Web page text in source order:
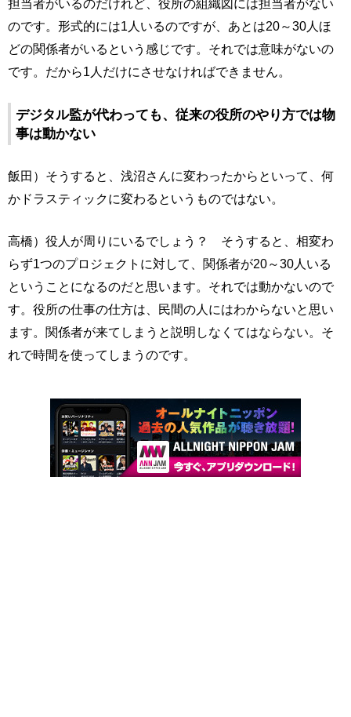
担当者がいるのだけれど、役所の組織図には担当者がない
のです。形式的には1人いるのですが、あとは20～30人ほ
どの関係者がいるという感じです。それでは意味がないの
です。だから1人だけにさせなければできません。
デジタル監が代わっても、従来の役所のやり方では物
事は動かない
飯田）そうすると、浅沼さんに変わったからといって、何
かドラスティックに変わるというものではない。
高橋）役人が周りにいるでしょう？ そうすると、相変わ
らず1つのプロジェクトに対して、関係者が20～30人いる
ということになるのだと思います。それでは動かないので
す。役所の仕事の仕方は、民間の人にはわからないと思い
ます。関係者が来てしまうと説明しなくてはならない。そ
れで時間を使ってしまうのです。